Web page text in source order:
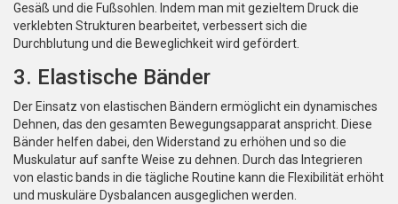
Gesäß und die Fußsohlen. Indem man mit gezieltem Druck die
verklebten Strukturen bearbeitet, verbessert sich die
Durchblutung und die Beweglichkeit wird gefördert.
3. Elastische Bänder
Der Einsatz von elastischen Bändern ermöglicht ein dynamisches
Dehnen, das den gesamten Bewegungsapparat anspricht. Diese
Bänder helfen dabei, den Widerstand zu erhöhen und so die
Muskulatur auf sanfte Weise zu dehnen. Durch das Integrieren
von elastic bands in die tägliche Routine kann die Flexibilität erhöht
und muskuläre Dysbalancen ausgeglichen werden.